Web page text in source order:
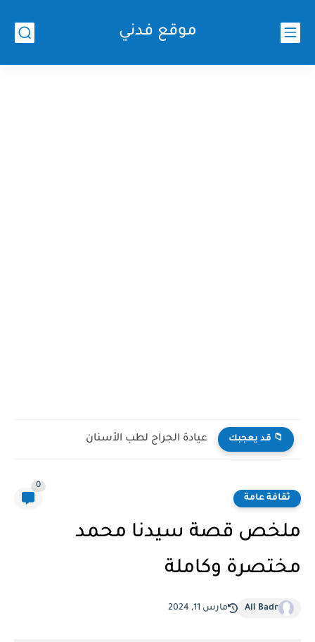
موقع فدني
📁 قد يعجبك
ثقافة عامة
0
ملخص قصة سيدنا محمد
مختصرة وكاملة
Ali Badr مارس 11, 2024